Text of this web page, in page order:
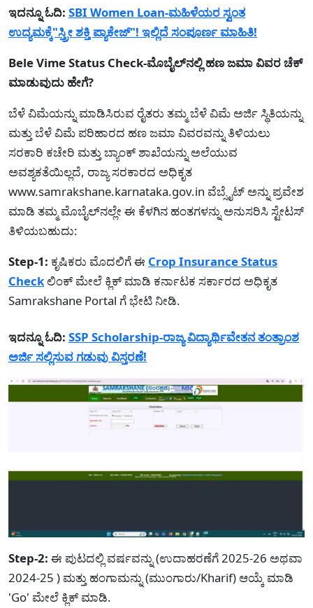
ಇದನ್ನೂ ಓದಿ: SBI Women Loan-ಮಹಿಳೆಯರ ಸ್ವಂತ
ಉದ್ಯಮಕ್ಕೆ"ಸ್ತ್ರೀ ಶಕ್ತಿ ಪ್ಯಾಕೇಜ್"! ಇಲ್ಲಿದೆ ಸಂಪೂರ್ಣ ಮಾಹಿತಿ!
Bele Vime Status Check-ಮೊಬೈಲ್‌ನಲ್ಲಿ ಹಣ ಜಮಾ ವಿವರ ಚೆಕ್
ಮಾಡುವುದು ಹೇಗೆ?
ಬೆಳೆ ವಿಮೆಯನ್ನು ಮಾಡಿಸಿರುವ ರೈತರು ತಮ್ಮ ಬೆಳೆ ವಿಮೆ ಅರ್ಜಿ ಸ್ಥಿತಿಯನ್ನು
ಮತ್ತು ಬೆಳೆ ವಿಮೆ ಪರಿಹಾರದ ಹಣ ಜಮಾ ವಿವರವನ್ನು ತಿಳಿಯಲು
ಸರಕಾರಿ ಕಚೇರಿ ಮತ್ತು ಬ್ಯಾಂಕ್‌ ಶಾಖೆಯನ್ನು ಅಲೆಯುವ
ಅವಶ್ಯಕತೆಯಿಲ್ಲದೆ, ರಾಜ್ಯ ಸರಕಾರದ ಅಧಿಕೃತ
www.samrakshane.karnataka.gov.in ವೆಬ್ಸೈಟ್ ಅನ್ನು ಪ್ರವೇಶ
ಮಾಡಿ ತಮ್ಮ ಮೊಬೈಲ್‌ನಲ್ಲೇ ಈ ಕೆಳಗಿನ ಹಂತಗಳನ್ನು ಅನುಸರಿಸಿ ಸ್ಟೇಟಸ್
ತಿಳಿಯಬಹುದು:
Step-1: ಕೃಷಿಕರು ಮೊದಲಿಗೆ ಈ Crop Insurance Status
Check ಲಿಂಕ್ ಮೇಲೆ ಕ್ಲಿಕ್ ಮಾಡಿ ಕರ್ನಾಟಕ ಸರ್ಕಾರದ ಅಧಿಕೃತ
Samrakshane Portal ಗೆ ಭೇಟಿ ನೀಡಿ.
ಇದನ್ನೂ ಓದಿ: SSP Scholarship-ರಾಜ್ಯ ವಿದ್ಯಾರ್ಥಿವೇತನ ತಂತ್ರಾಂಶ
ಅರ್ಜಿ ಸಲ್ಲಿಸುವ ಗಡುವು ವಿಸ್ತರಣೆ!
Step-2: ಈ ಪುಟದಲ್ಲಿ ವರ್ಷವನ್ನು (ಉದಾಹರಣೆಗೆ 2025-26 ಅಥವಾ
2024-25 ) ಮತ್ತು ಹಂಗಾಮನ್ನು (ಮುಂಗಾರು/Kharif) ಆಯ್ಕೆ ಮಾಡಿ
'Go' ಮೇಲೆ ಕ್ಲಿಕ್ ಮಾಡಿ.